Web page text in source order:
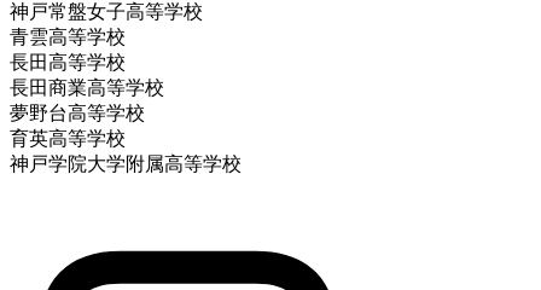
神戸常盤女子高等学校
青雲高等学校
長田高等学校
長田商業高等学校
夢野台高等学校
育英高等学校
神戸学院大学附属高等学校